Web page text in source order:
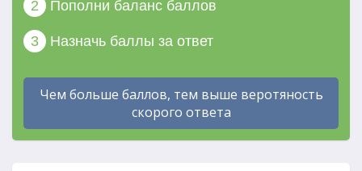
2 Пополни баланс баллов
3 Назначь баллы за ответ
Чем больше баллов, тем выше веротяность
скорого ответа